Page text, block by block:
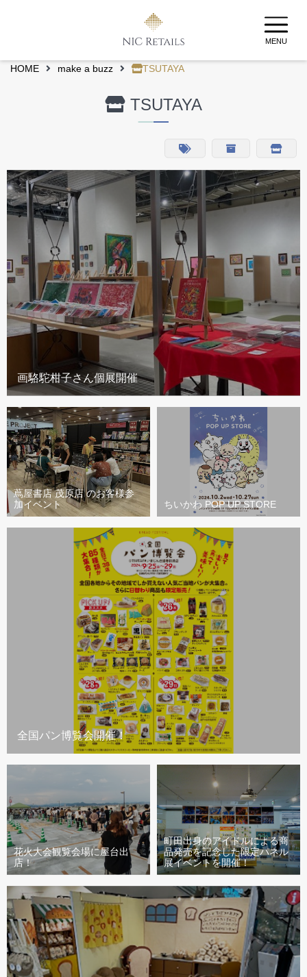
MENU
HOME make a buzz TSUTAYA
TSUTAYA
画駱駝柑子さん個展開催
蔦屋書店 茂原店 のお客様参
加イベント
ちいかわ POP UP STORE
全国パン博覧会開催！
花火大会観覧会場に屋台出
店！
町田出身のアイドルによる商
品発売を記念した限定パネル
展イベントを開催！